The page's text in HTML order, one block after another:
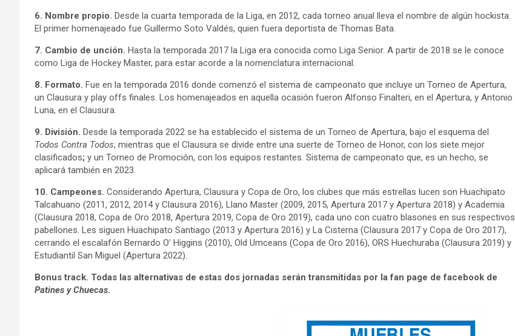
6. Nombre propio. Desde la cuarta temporada de la Liga, en 2012, cada torneo anual lleva el nombre de algún hockista.
El primer homenajeado fue Guillermo Soto Valdés, quien fuera deportista de Thomas Bata.
7. Cambio de unción. Hasta la temporada 2017 la Liga era conocida como Liga Senior. A partir de 2018 se le conoce
como Liga de Hockey Master, para estar acorde a la nomenclatura internacional.
8. Formato. Fue en la temporada 2016 donde comenzó el sistema de campeonato que incluye un Torneo de Apertura,
un Clausura y play offs finales. Los homenajeados en aquella ocasión fueron Alfonso Finalteri, en el Apertura, y Antonio
Luna, en el Clausura.
9. División. Desde la temporada 2022 se ha establecido el sistema de un Torneo de Apertura, bajo el esquema del
Todos Contra Todos; mientras que el Clausura se divide entre una suerte de Torneo de Honor, con los siete mejor
clasificados; y un Torneo de Promoción, con los equipos restantes. Sistema de campeonato que, es un hecho, se
aplicará también en 2023.
10. Campeones. Considerando Apertura, Clausura y Copa de Oro, los clubes que más estrellas lucen son Huachipato
Talcahuano (2011, 2012, 2014 y Clausura 2016), Llano Master (2009, 2015, Apertura 2017 y Apertura 2018) y Academia
(Clausura 2018, Copa de Oro 2018, Apertura 2019, Copa de Oro 2019), cada uno con cuatro blasones en sus respectivos
pabellones. Les siguen Huachipato Santiago (2013 y Apertura 2016) y La Cisterna (Clausura 2017 y Copa de Oro 2017),
cerrando el escalafón Bernardo O’ Higgins (2010), Old Umceans (Copa de Oro 2016), ORS Huechuraba (Clausura 2019) y
Estudiantil San Miguel (Apertura 2022).
Bonus track. Todas las alternativas de estas dos jornadas serán transmitidas por la fan page de facebook de
Patines y Chuecas.